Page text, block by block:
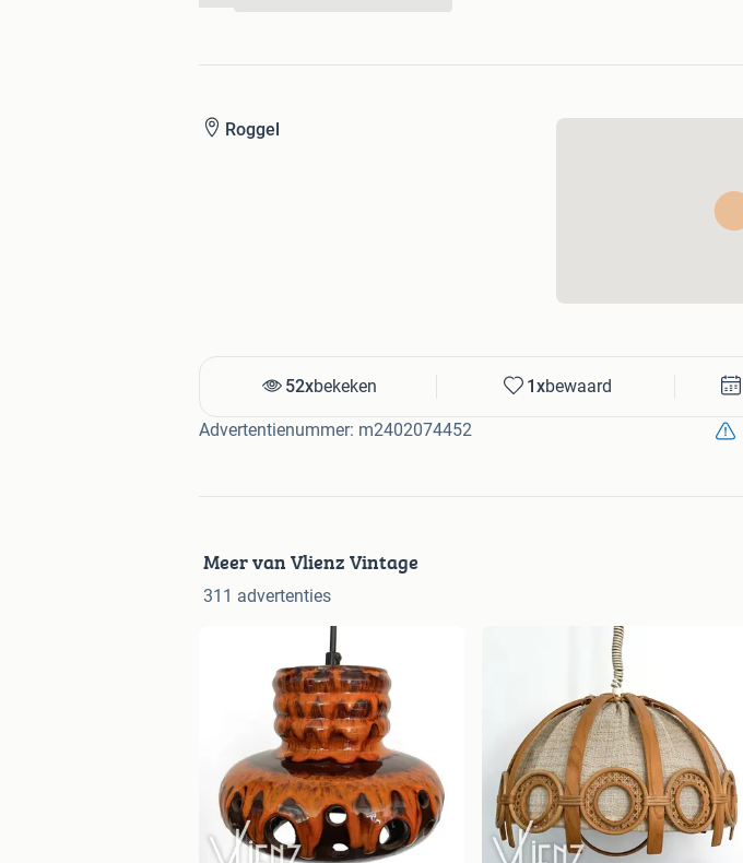
Roggel
52xbekeken 1xbewaard
Advertentienummer: m2402074452
Meer van Vlienz Vintage
311 advertenties